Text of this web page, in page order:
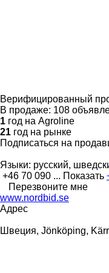
Верифицированный
В продаже: 108
1 год на Agroline
21 год на рынке
Подписаться на
Языки: русский,
+46 70 090 ... Показать
Перезвоните мне
www.nordbid.se
Адрес
Швеция, Jönköping,